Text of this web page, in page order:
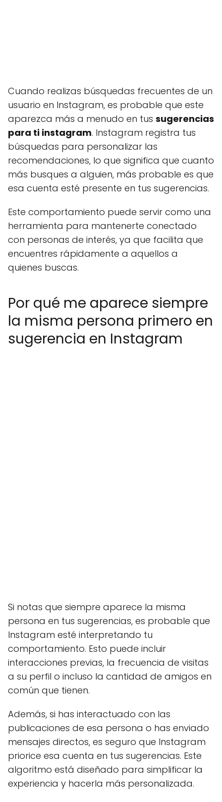
Cuando realizas búsquedas frecuentes de un
usuario en Instagram, es probable que este
aparezca más a menudo en tus sugerencias
para ti instagram. Instagram registra tus
búsquedas para personalizar las
recomendaciones, lo que significa que cuanto
más busques a alguien, más probable es que
esa cuenta esté presente en tus sugerencias.
Este comportamiento puede servir como una
herramienta para mantenerte conectado
con personas de interés, ya que facilita que
encuentres rápidamente a aquellos a
quienes buscas.
Por qué me aparece siempre
la misma persona primero en
sugerencia en Instagram
Si notas que siempre aparece la misma
persona en tus sugerencias, es probable que
Instagram esté interpretando tu
comportamiento. Esto puede incluir
interacciones previas, la frecuencia de visitas
a su perfil o incluso la cantidad de amigos en
común que tienen.
Además, si has interactuado con las
publicaciones de esa persona o has enviado
mensajes directos, es seguro que Instagram
priorice esa cuenta en tus sugerencias. Este
algoritmo está diseñado para simplificar la
experiencia y hacerla más personalizada.